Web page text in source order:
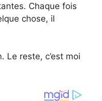
Chaque fois
chose, il
reste, c’est moi